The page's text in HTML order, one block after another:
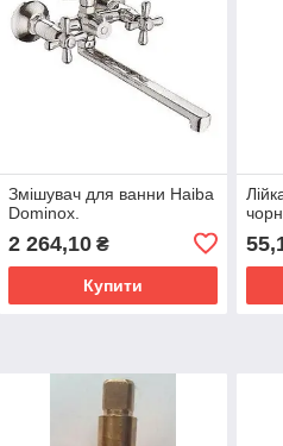
Змішувач для ванни Haiba
Dominox.
2 264,10₴
Купити